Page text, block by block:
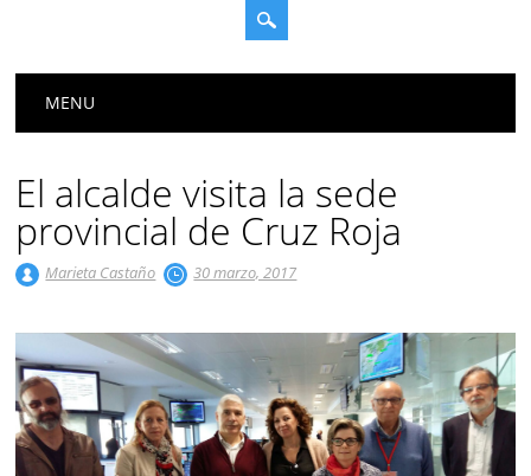
Menú principal
MENU
El alcalde visita la sede
provincial de Cruz Roja
Marieta Castaño 30 marzo, 2017